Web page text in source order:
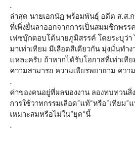
.
ล่าสุด นายเอกนัฏ พร้อมพันธุ์ อดีต ส.ส.
ที่เพิ่งยื่นลาออกจากการเป็นสมมชิกพร
เฟซบุ๊กตอบโต้นายภูมิสรรค์ โดยระบุว่า
มาเท่าเทียม มีเลือดสีเดียวกัน มุ่งมั่นทำ
แหละครับ ถ้าหากได้รับโอกาสที่เท่าเทีย
ความสามารถ ความเพียรพยายาม ควา
.
ค่าของคนอยู่ที่ผลของงาน ลองทบทวน
การใช้วาทกรรมเลือด”แท้”หรือ”เทียม
เหมาะสมหรือไม่ใน“ยุค”นี้
.